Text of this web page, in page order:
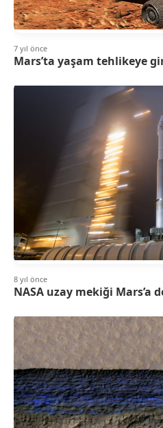
7 yıl önce
Mars’ta yaşam tehlikeye
8 yıl önce
NASA uzay mekiği Mars’a